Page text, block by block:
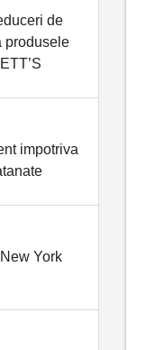
de
produsele
impotriva
York